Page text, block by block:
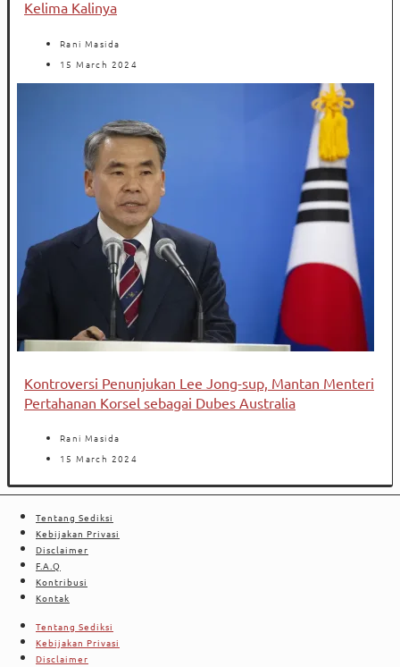
Kelima Kalinya
Rani Masida
15 March 2024
Kontroversi Penunjukan Lee Jong-sup, Mantan Menteri
Pertahanan Korsel sebagai Dubes Australia
Rani Masida
15 March 2024
Tentang Sediksi
Kebijakan Privasi
Disclaimer
F.A.Q
Kontribusi
Kontak
Tentang Sediksi
Kebijakan Privasi
Disclaimer